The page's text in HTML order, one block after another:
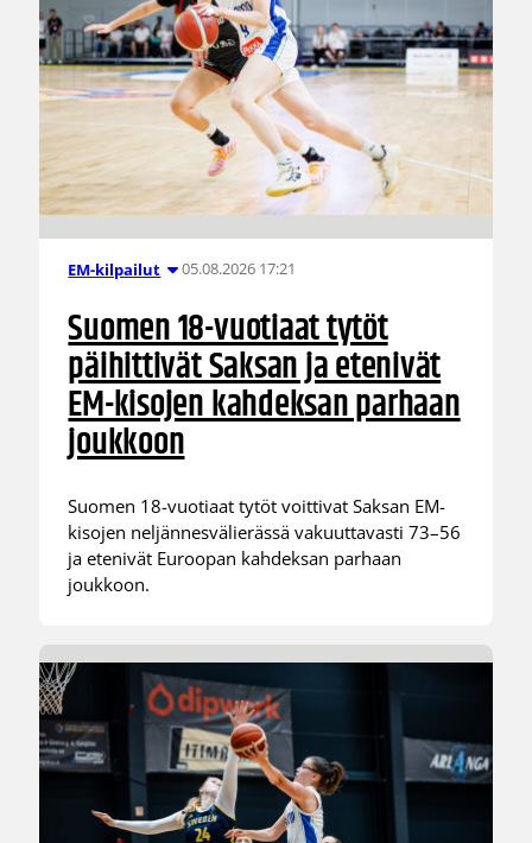
EM-kilpailut 05.08.2026 17:21
Suomen 18-vuotiaat tytöt
päihittivät Saksan ja etenivät
EM-kisojen kahdeksan parhaan
joukkoon
Suomen 18-vuotiaat tytöt voittivat Saksan EM-
kisojen neljännesvälierässä vakuuttavasti 73–56
ja etenivät Euroopan kahdeksan parhaan
joukkoon.